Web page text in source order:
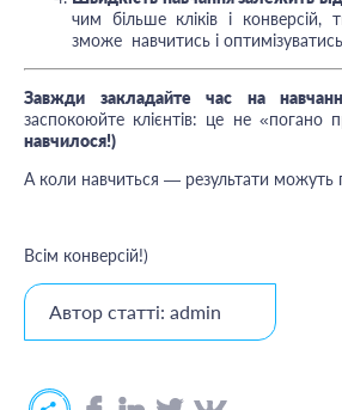
чим більше кліків і
зможе навчитись і
Завжди закладайте час на
заспокоюйте клієнтів: це не
навчилося!)
А коли навчиться — результати можуть
Всім конверсій!)
Автор статті: admin